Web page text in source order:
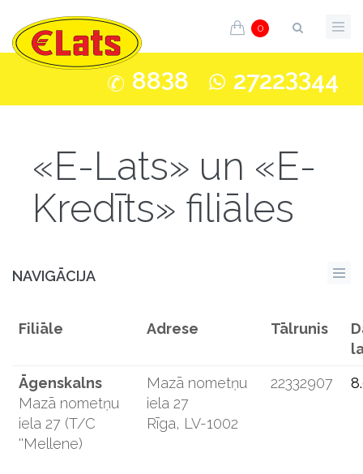
0
8838 27223344
«E-Lats» un «E-
Kredīts» filiāles
NAVIGĀCIJA
Filiāle Adrese Tālrunis
Āgenskalns
Mazā nometņu
iela 27 (T/C
''Mellene)
Mazā nometņu
iela 27
Rīga, LV-1002
22332907